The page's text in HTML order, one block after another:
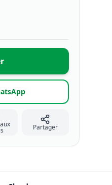
Partager